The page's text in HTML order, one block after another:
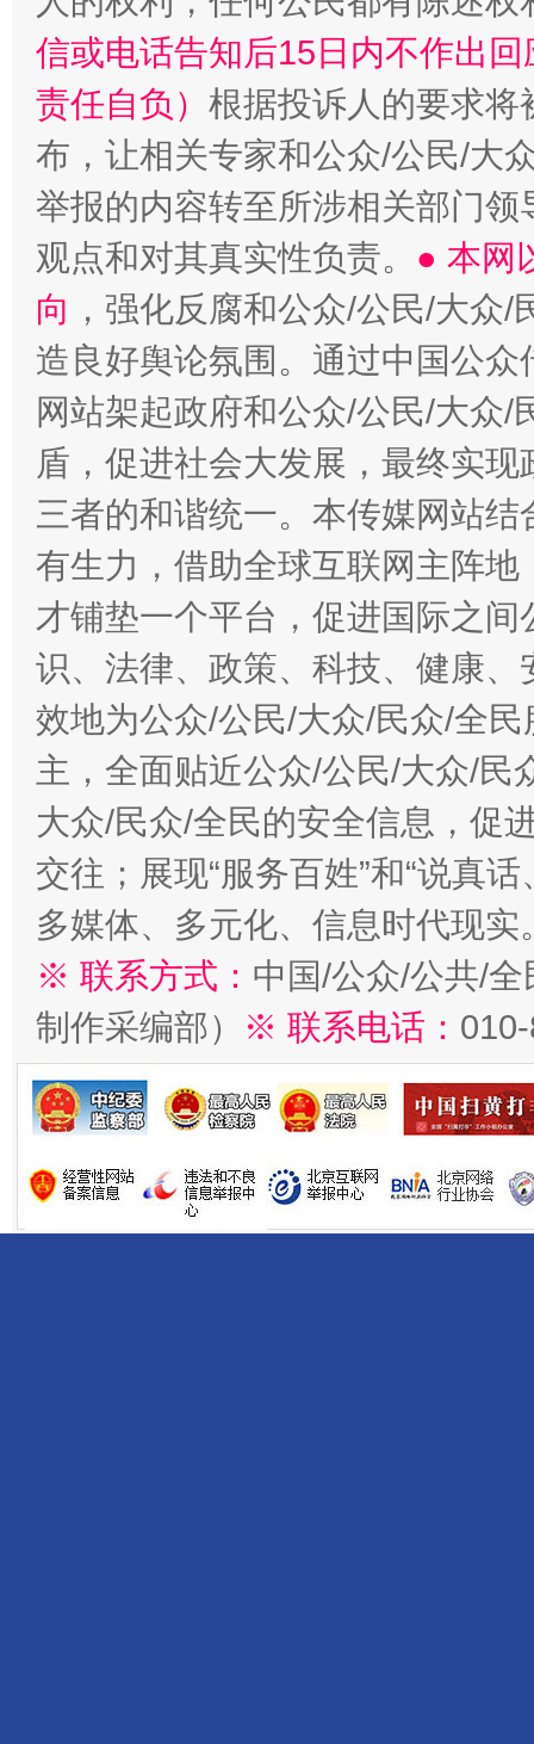
信或电话告知后15日内不作出
责任自负） 根据投诉人的要求将
布，让相关专家和公众/公民/大
举报的内容转至所涉相关部门
观点和对其真实性负责。 ● 本网
向 ，强化反腐和公众/公民/大众
造良好舆论氛围。通过中国公
网站架起政府和公众/公民/大众
盾，促进社会大发展，最终实
三者的和谐统一。本传媒网站
有生力，借助全球互联网主阵
才铺垫一个平台，促进国际之
识、法律、政策、科技、健康
效地为公众/公民/大众/民众/全
主，全面贴近公众/公民/大众/民
大众/民众/全民的安全信息，促
交往；展现“服务百姓”和“说真
多媒体、多元化、信息时代现实
※ 联系方式： 中国/公众/公共/
制作采编部）
※ 联系电话：